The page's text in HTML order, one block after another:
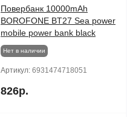
Повербанк 10000mAh
BOROFONE BT27 Sea power
mobile power bank black
Нет в наличии
Артикул: 6931474718051
826р.